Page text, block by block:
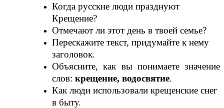
Когда русские люди празднуют
Крещение?
Отмечают ли этот день в твоей семье?
Перескажите текст, придумайте к нему
заголовок.
Объясните, как вы понимаете значение
слов: крещение, водосвятие.
Как люди использовали крещенские снег
в быту.